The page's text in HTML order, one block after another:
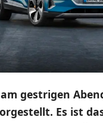
gestrigen
Es ist